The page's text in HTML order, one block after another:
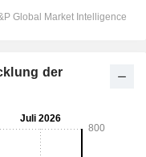
der